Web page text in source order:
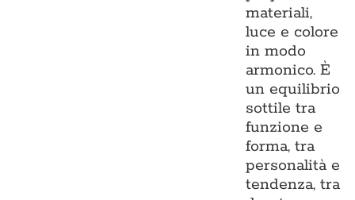
materiali,
luce e colore
in modo
armonico. È
un equilibrio
sottile tra
funzione e
forma, tra
personalità e
tendenza, tra